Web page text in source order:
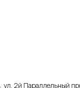
ул. 2й Параллельный